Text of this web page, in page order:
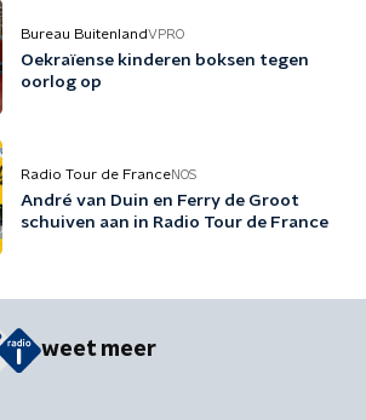
Bureau BuitenlandVPRO
Oekraïense kinderen boksen tegen
oorlog op
Radio Tour de FranceNOS
André van Duin en Ferry de Groot
schuiven aan in Radio Tour de France
weet meer